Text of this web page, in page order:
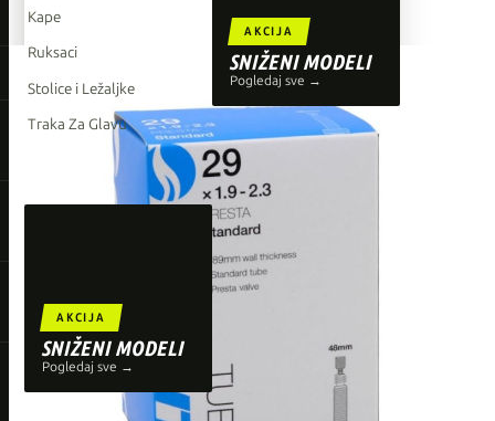
Orbea
Liv
Shimano
Wahoo
AKCIJA
SNIŽENI MODELI
Pogledaj sve →
AKCIJA
SNIŽENI MODELI
Pogledaj sve →
Kape
Ruksaci
Stolice i Ležaljke
Traka Za Glavu
TOP BRENDOVI
Liv
Shimano
Wahoo